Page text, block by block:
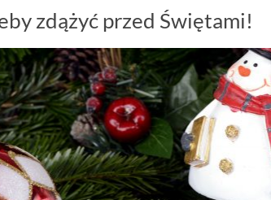
zdążyć przed Świętami!